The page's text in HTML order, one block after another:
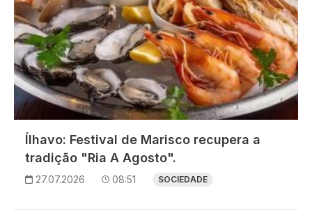
Ílhavo: Festival de Marisco recupera a
tradição "Ria A Agosto".
27.07.2026 08:51 SOCIEDADE